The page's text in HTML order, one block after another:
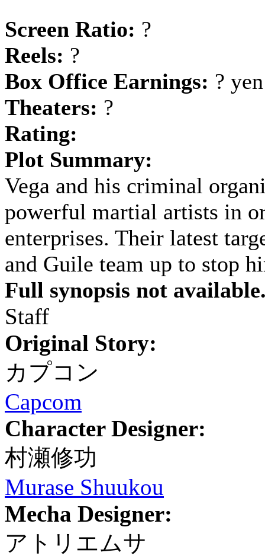
Screen Ratio: ?
Reels: ?
Box Office Earnings: ? yen
Theaters: ?
Rating:
Plot Summary:
Vega and his criminal
powerful martial artists in
enterprises. Their latest
and Guile team up to stop
Full synopsis not
Staff
Original Story:
カプコン
Capcom
Character Designer:
村瀬修功
Murase Shuukou
Mecha Designer:
アトリエムサ